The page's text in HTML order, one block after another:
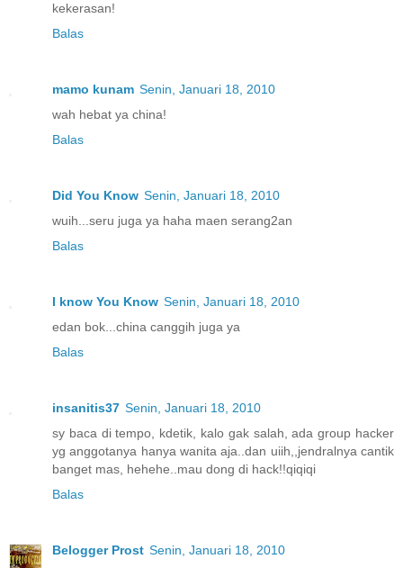
kekerasan!
Balas
mamo kunam Senin, Januari 18, 2010
wah hebat ya china!
Balas
Did You Know Senin, Januari 18, 2010
wuih...seru juga ya haha maen serang2an
Balas
I know You Know Senin, Januari 18, 2010
edan bok...china canggih juga ya
Balas
insanitis37 Senin, Januari 18, 2010
sy baca di tempo, kdetik, kalo gak salah, ada group hacker
yg anggotanya hanya wanita aja..dan uiih,,jendralnya cantik
banget mas, hehehe..mau dong di hack!!qiqiqi
Balas
Belogger Prost Senin, Januari 18, 2010